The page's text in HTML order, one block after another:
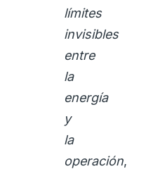
límites
invisibles
entre
la
energía
y
la
operación,